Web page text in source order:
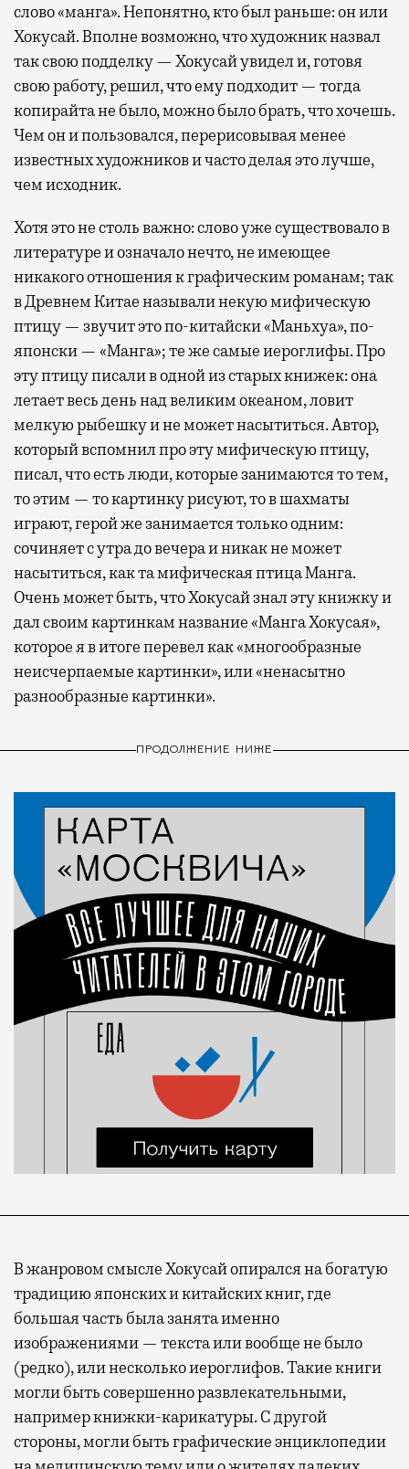
слово «манга». Непонятно, кто был раньше: он или
Хокусай. Вполне возможно, что художник назвал
так свою подделку — Хокусай увидел и, готовя
свою работу, решил, что ему подходит — тогда
копирайта не было, можно было брать, что хочешь.
Чем он и пользовался, перерисовывая менее
известных художников и часто делая это лучше,
чем исходник.
Хотя это не столь важно: слово уже существовало в
литературе и означало нечто, не имеющее
никакого отношения к графическим романам; так
в Древнем Китае называли некую мифическую
птицу — звучит это по-китайски «Маньхуа», по-
японски — «Манга»; те же самые иероглифы. Про
эту птицу писали в одной из старых книжек: она
летает весь день над великим океаном, ловит
мелкую рыбешку и не может насытиться. Автор,
который вспомнил про эту мифическую птицу,
писал, что есть люди, которые занимаются то тем,
то этим — то картинку рисуют, то в шахматы
играют, герой же занимается только одним:
сочиняет с утра до вечера и никак не может
насытиться, как та мифическая птица Манга.
Очень может быть, что Хокусай знал эту книжку и
дал своим картинкам название «Манга Хокусая»,
которое я в итоге перевел как «многообразные
неисчерпаемые картинки», или «ненасытно
разнообразные картинки».
ПРОДОЛЖЕНИЕ НИЖЕ
В жанровом смысле Хокусай опирался на богатую
традицию японских и китайских книг, где
большая часть была занята именно
изображениями — текста или вообще не было
(редко), или несколько иероглифов. Такие книги
могли быть совершенно развлекательными,
например книжки-карикатуры. С другой
стороны, могли быть графические энциклопедии